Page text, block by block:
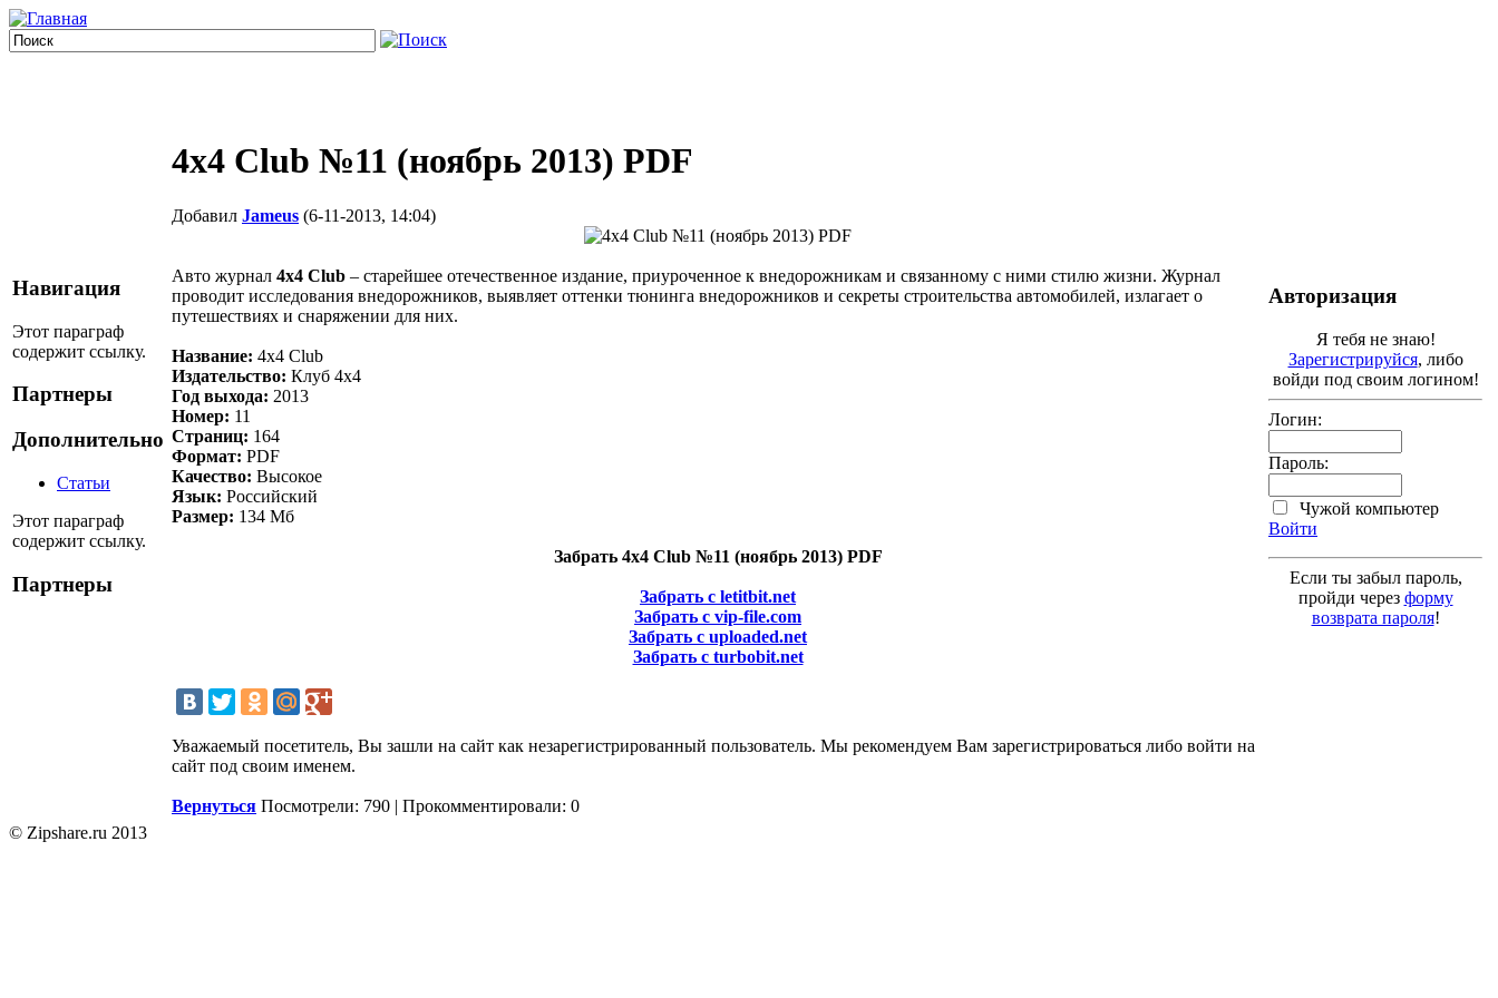
Навигация
Этот параграф
содержит ссылку.
Партнеры
Дополнительно
Статьи
Этот параграф
содержит ссылку.
Партнеры
4x4 Club №11 (ноябрь 2013) PDF
Добавил Jameus (6-11-2013, 14:04)
Авто журнал 4x4 Club – старейшее отечественное издание, приуроченное к внедорожникам и связанному с ними стилю жизни. Журнал
проводит исследования внедорожников, выявляет оттенки тюнинга внедорожников и секреты строительства автомобилей, излагает о
путешествиях и снаряжении для них.
Название: 4x4 Club
Издательство: Клуб 4х4
Год выхода: 2013
Номер: 11
Страниц: 164
Формат: PDF
Качество: Высокое
Язык: Российский
Размер: 134 Мб
Забрать 4x4 Club №11 (ноябрь 2013) PDF
Забрать с letitbit.net
Забрать с vip-file.com
Забрать с uploaded.net
Забрать с turbobit.net
Уважаемый посетитель, Вы зашли на сайт как незарегистрированный пользователь. Мы рекомендуем Вам зарегистрироваться либо войти на
сайт под своим именем.
Вернуться Посмотрели: 790 | Прокомментировали: 0
Авторизация
Я тебя не знаю!
Зарегистрируйся, либо
войди под своим логином!
Логин:
Пароль:
Чужой компьютер
Войти
Если ты забыл пароль,
пройди через форму
возврата пароля!
© Zipshare.ru 2013